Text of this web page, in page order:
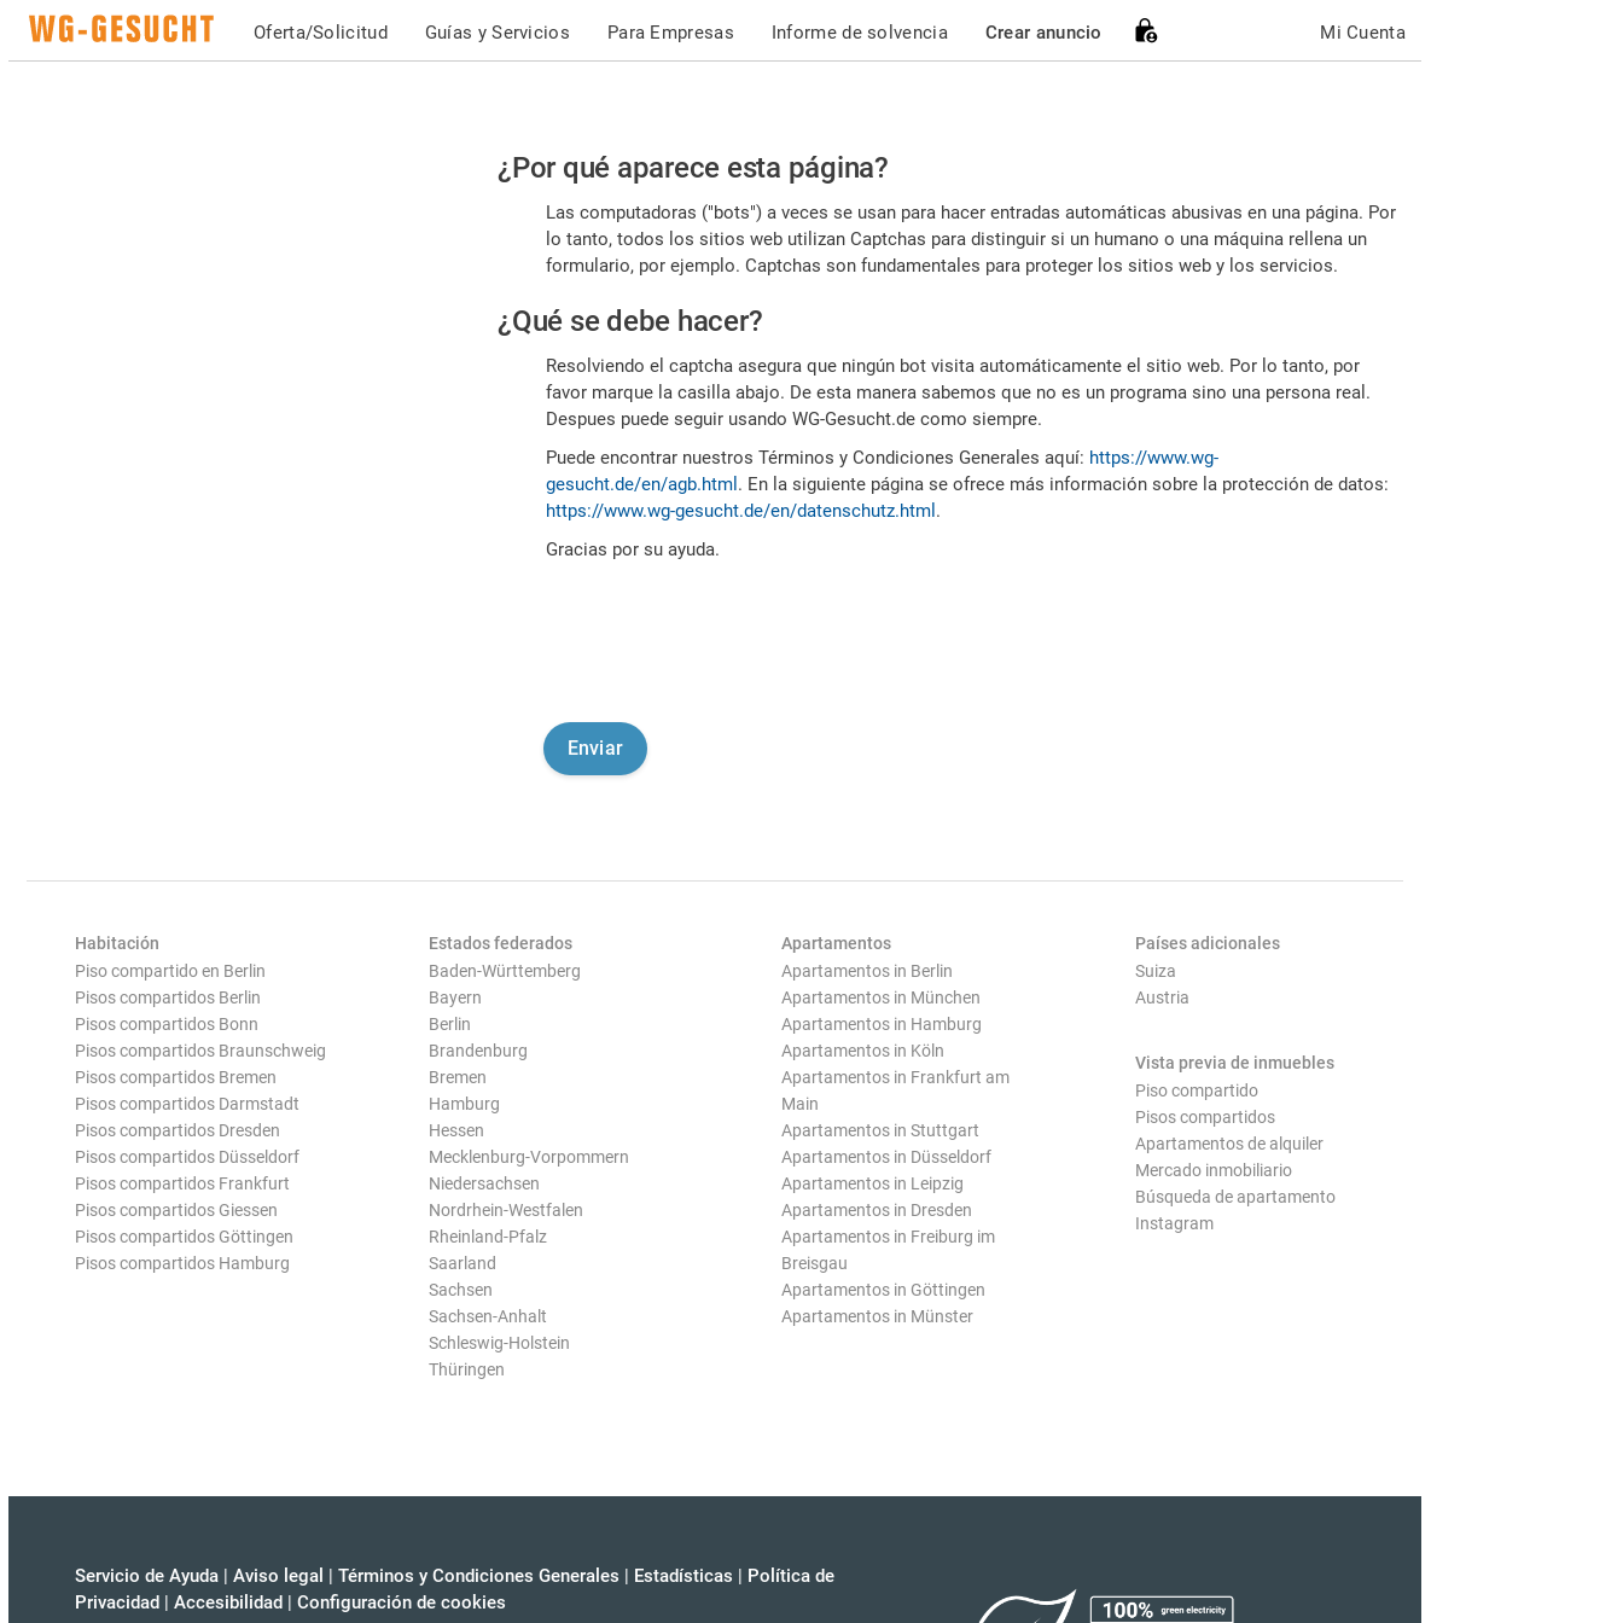
Oferta/Solicitud Guías y Servicios Para Empresas Informe de solvencia Crear anuncio Mi Cuenta
Por
favor,
confirme
es
humano
¿Por qué aparece esta página?
Las computadoras ("bots") a veces se usan para hacer entradas automáticas abusivas en una página. Por
lo tanto, todos los sitios web utilizan Captchas para distinguir si un humano o una máquina rellena un
formulario, por ejemplo. Captchas son fundamentales para proteger los sitios web y los servicios.
¿Qué se debe hacer?
Resolviendo el captcha asegura que ningún bot visita automáticamente el sitio web. Por lo tanto, por
favor marque la casilla abajo. De esta manera sabemos que no es un programa sino una persona real.
Despues puede seguir usando WG-Gesucht.de como siempre.
Puede encontrar nuestros Términos y Condiciones Generales aquí: https://www.wg-
gesucht.de/en/agb.html . En la siguiente página se ofrece más información sobre la protección de datos:
https://www.wg-gesucht.de/en/datenschutz.html .
Gracias por su ayuda.
Habitación
Piso compartido en Berlin
Pisos compartidos Berlin
Pisos compartidos Bonn
Pisos compartidos Braunschweig
Pisos compartidos Bremen
Pisos compartidos Darmstadt
Pisos compartidos Dresden
Pisos compartidos Düsseldorf
Pisos compartidos Frankfurt
Pisos compartidos Giessen
Pisos compartidos Göttingen
Pisos compartidos Hamburg
Estados federados
Baden-Württemberg
Bayern
Berlin
Brandenburg
Bremen
Hamburg
Hessen
Mecklenburg-Vorpommern
Niedersachsen
Nordrhein-Westfalen
Rheinland-Pfalz
Saarland
Sachsen
Sachsen-Anhalt
Schleswig-Holstein
Thüringen
Apartamentos
Apartamentos in Berlin
Apartamentos in München
Apartamentos in Hamburg
Apartamentos in Köln
Apartamentos in Frankfurt am
Main
Apartamentos in Stuttgart
Apartamentos in Düsseldorf
Apartamentos in Leipzig
Apartamentos in Dresden
Apartamentos in Freiburg im
Breisgau
Apartamentos in Göttingen
Apartamentos in Münster
Países adicionales
Suiza
Austria
Vista previa de inmuebles
Piso compartido
Pisos compartidos
Apartamentos de alquiler
Mercado inmobiliario
Búsqueda de apartamento
Instagram
Servicio de Ayuda | Aviso legal | Términos y Condiciones Generales | Estadísticas | Política de
Privacidad | Accesibilidad | Configuración de cookies